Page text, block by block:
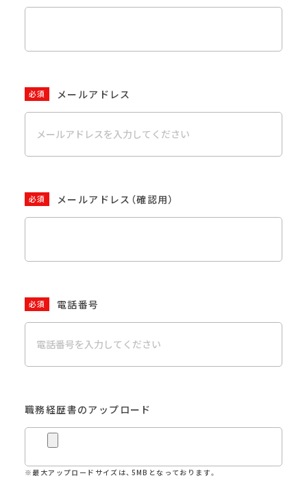
必須 メールアドレス
必須 メールアドレス（確認用）
必須 電話番号
職務経歴書のアップロード
※最大アップロードサイズは、5MBとなっております。